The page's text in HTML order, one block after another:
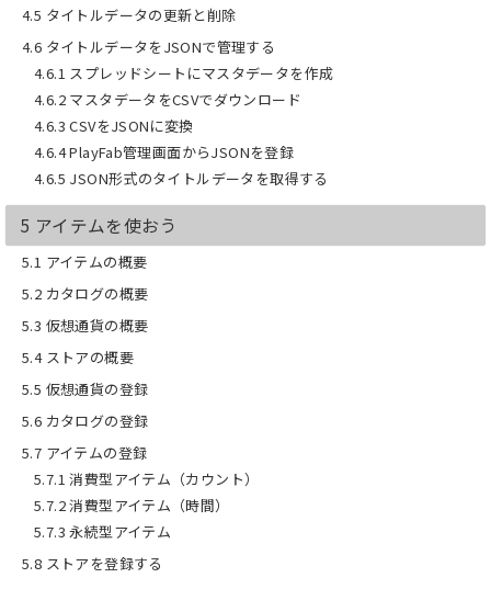
勉強時間を少なくして、ゲーム開発の部
分に時間を割くことができます。
【１ヶ月の全額返金保証つき！】
内容にはかなり自信があるので、１ヶ月
ご購入後、内容に不満がある場合は、購
入履歴のスクリーンショットを Twitter
の DM で送っていただければ、同額の
Amazon ギフト券で返金対応させていた
実質ノーリスクで読めると思うので、ご
【 おすすめしない人】
■ PlayFab の高度な知識を求めている人
4.5 タイトルデータの更新と削除
4.6 タイトルデータをJSONで管理する
4.6.1 スプレッドシートにマスタデータを作成
4.6.2 マスタデータをCSVでダウンロード
4.6.3 CSVをJSONに変換
4.6.4 PlayFab管理画面からJSONを登録
4.6.5 JSON形式のタイトルデータを取得する
5 アイテムを使おう
5.1 アイテムの概要
5.2 カタログの概要
5.3 仮想通貨の概要
5.4 ストアの概要
5.5 仮想通貨の登録
5.6 カタログの登録
5.7 アイテムの登録
5.7.1 消費型アイテム（カウント）
5.7.2 消費型アイテム（時間）
5.7.3 永続型アイテム
5.8 ストアを登録する